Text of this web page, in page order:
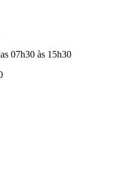
07h30 às 15h30